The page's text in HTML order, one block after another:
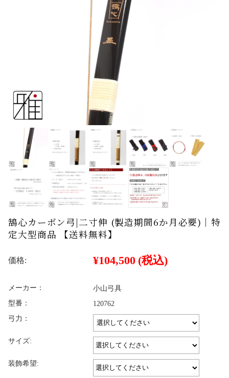
鵠心カーボン弓|二寸伸 (製造期間6か月必要)｜特
定大型商品 【送料無料】
価格: ¥104,500 (税込)
メーカー：
小山弓具
型番：
120762
弓力：
サイズ:
装飾希望: